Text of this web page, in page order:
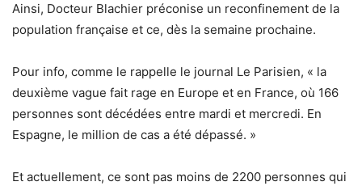
Ainsi, Docteur Blachier préconise un reconfinement de la
population française et ce, dès la semaine prochaine.
Pour info, comme le rappelle le journal Le Parisien, « la
deuxième vague fait rage en Europe et en France, où 166
personnes sont décédées entre mardi et mercredi. En
Espagne, le million de cas a été dépassé. »
Et actuellement, ce sont pas moins de 2200 personnes qui